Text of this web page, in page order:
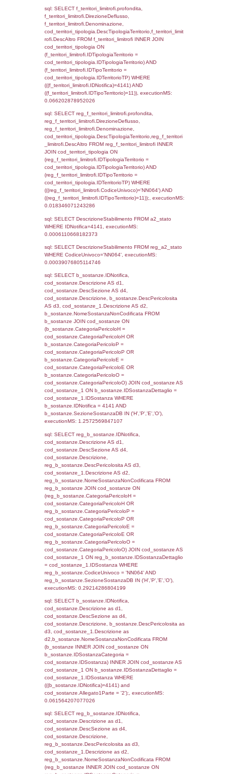
0.020076036453247
sql: SELECT f_territori_limitrofi.Distanza,
f_territori_limitrofi.Direzione,
f_territori_limitrofi.Denominazione,
f_territori_limitrofi.DescAltro FROM
(f_territori_limitrofi.IDTipologiaTerritorio =
cod_territori_tipologia.IDTipologiaTerritorio)
(f_territori_limitrofi.IDTipoTerritorio =
cod_territori_tipologia.IDTerritorioTP)
(((f_territori_limitrofi.IDNotifica)=4141) AND
((f_territori_limitrofi.IDTipoTerritorio)=5)),
0.070380926132202
sql: SELECT
reg_f_territori_limitrofi.Direzione,
reg_f_territori_limitrofi.Denominazione,
_limitrofi.DescAltro FROM
(reg_f_territori_limitrofi.IDTipologiaTerritorio =
cod_territori_tipologia.IDTipologiaTerritorio)
(reg_f_territori_limitrofi.IDTipoTerritorio =
cod_territori_tipologia.IDTerritorioTP)
0.019400835037231
sql: SELECT f_territori_limitrofi.Distanza,
f_territori_limitrofi.Direzione,
f_territori_limitrofi.Denominazione,
rofi.DescAltro FROM f_territori_limitrofi
(f_territori_limitrofi.IDTipologiaTerritorio =
cod_territori_tipologia.IDTipologiaTerritorio)
(f_territori_limitrofi.IDTipoTerritorio =
cod_territori_tipologia.IDTerritorioTP)
(((f_territori_limitrofi.IDNotifica)=4141) AND
((f_territori_limitrofi.IDTipoTerritorio)=6)),
0.070168018341064
sql: SELECT
reg_f_territori_limitrofi.Direzione,
reg_f_territori_limitrofi.Denominazione,
_limitrofi.DescAltro FROM
JOIN cod_territori_tipologia ON
(reg_f_territori_limitrofi.IDTipologiaTerritorio =
cod_territori_tipologia.IDTipologiaTerritorio)
(reg_f_territori_limitrofi.IDTipoTerritorio =
cod_territori_tipologia.IDTerritorioTP)
0.019381999969482
sql: SELECT f_territori_limitrofi.Distanza,
f_territori_limitrofi.Denominazione,
rofi.DescAltro FROM f_territori_limitrofi
cod_territori_tipologia ON
(f_territori_limitrofi.IDTipologiaTerritorio =